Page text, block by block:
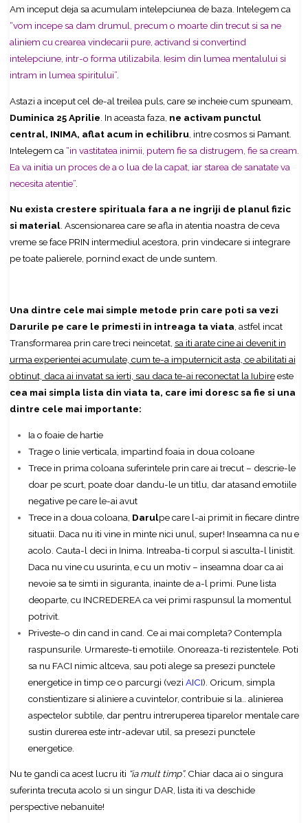
Am inceput deja sa acumulam intelepciunea de baza. Intelegem ca
“vom incepe sa dam drumul, precum o moarte din trecut si sa ne
aliniem cu crearea vindecarii pure, activand si convertind
intelepciune, intr-o forma utilizabila. Iesim din lumea mentalului si
intram in lumea spiritului”.
Astazi a inceput cel de-al treilea puls, care se incheie cum spuneam,
Duminica 25 Aprilie . In aceasta faza, ne activam punctul
central, INIMA, aflat acum in echilibru, intre cosmos si Pamant.
Intelegem ca “in vastitatea inimii, putem fie sa distrugem, fie sa cream.
Ea va initia un proces de a o lua de la capat, iar starea de sanatate va
necesita atentie”.
Nu exista crestere spirituala fara a ne ingriji de planul fizic
si material. Ascensionarea care se afla in atentia noastra de ceva
vreme se face PRIN intermediul acestora, prin vindecare si integrare
pe toate palierele, pornind exact de unde suntem.
Una dintre cele mai simple metode prin care poti sa vezi
Darurile pe care le primesti in intreaga ta viata, astfel incat
Transformarea prin care treci neincetat, sa iti arate cine ai devenit in
urma experientei acumulate, cum te-a imputernicit asta, ce abilitati ai
obtinut, daca ai invatat sa ierti, sau daca te-ai reconectat la Iubireeste
cea mai simpla lista din viata ta, care imi doresc sa fie si una
dintre cele mai importante:
Ia o foaie de hartie
Trage o linie verticala, impartind foaia in doua coloane
Trece in prima coloana suferintele prin care ai trecut – descrie-le
doar pe scurt, poate doar dandu-le un titlu, dar atasand emotiile
negative pe care le-ai avut
Trece in a doua coloana, Darulpe care l-ai primit in fiecare dintre
situatii. Daca nu iti vine in minte nici unul, super! Inseamna ca nu e
acolo. Cauta-l deci in Inima. Intreaba-ti corpul si asculta-l linistit.
Daca nu vine cu usurinta, e cu un motiv – inseamna doar ca ai
nevoie sa te simti in siguranta, inainte de a-l primi. Pune lista
deoparte, cu INCREDEREA ca vei primi raspunsul la momentul
potrivit.
Priveste-o din cand in cand. Ce ai mai completa? Contempla
raspunsurile. Urmareste-ti emotiile. Onoreaza-ti rezistentele. Poti
sa nu FACI nimic altceva, sau poti alege sa presezi punctele
energetice in timp ce o parcurgi (vezi AICI). Oricum, simpla
constientizare si aliniere a cuvintelor, contribuie si la.. alinierea
aspectelor subtile, dar pentru intreruperea tiparelor mentale care
sustin durerea este intr-adevar util, sa presezi punctele
energetice.
Nu te gandi ca acest lucru iti “ia mult timp”.Chiar daca ai o singura
suferinta trecuta acolo si un singur DAR, lista iti va deschide
perspective nebanuite!